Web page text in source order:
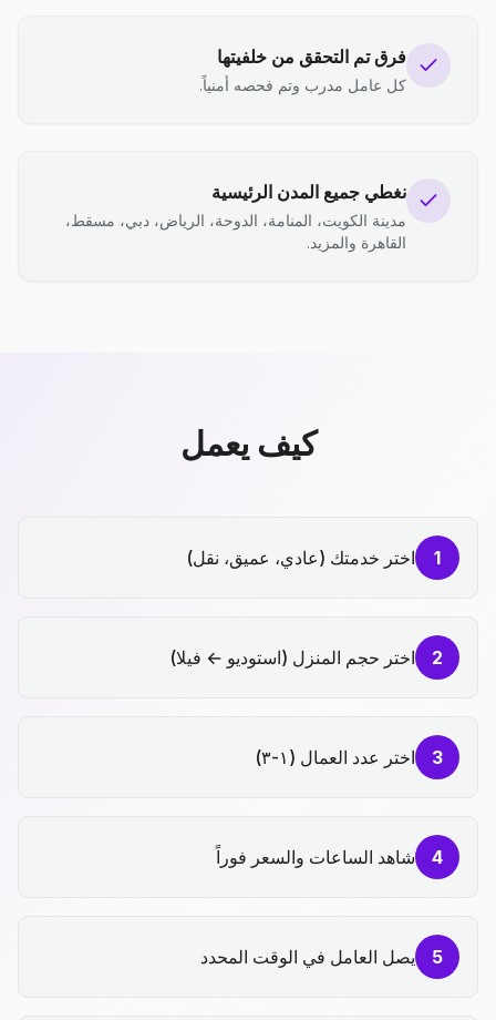
فرق تم التحقق من خلفيتها
كل عامل مدرب وتم فحصه أمنياً.
نغطي جميع المدن الرئيسية
مدينة الكويت، المنامة، الدوحة، الرياض، دبي، مسقط،
القاهرة والمزيد.
كيف يعمل
1 اختر خدمتك (عادي، عميق، نقل)
2 اختر حجم المنزل (استوديو ← فيلا)
3 اختر عدد العمال (١-٣)
4 شاهد الساعات والسعر فوراً
5 يصل العامل في الوقت المحدد